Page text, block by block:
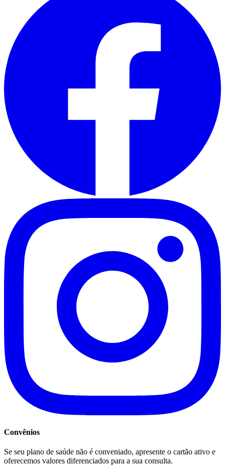
Convênios
Se seu plano de saúde não é conveniado, apresente o cartão ativo e
oferecemos valores diferenciados para a sua consulta.